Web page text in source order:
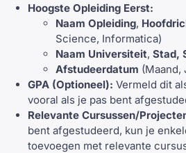
Hoogste Opleiding Eerst:
Naam Opleiding,
Science, Informatica)
Naam Universiteit, Stad,
Afstudeerdatum (Maand,
GPA (Optioneel): Vermeld dit
vooral als je pas bent
Relevante Cursussen/
bent afgestudeerd, kun je
toevoegen met relevante